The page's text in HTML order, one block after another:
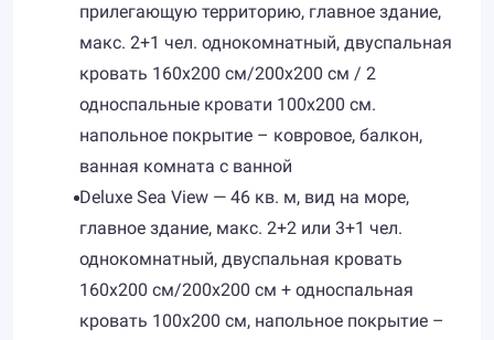
прилегающую территорию, главное здание,
макс. 2+1 чел. однокомнатный, двуспальная
кровать 160х200 см/200х200 см / 2
односпальные кровати 100х200 см.
напольное покрытие – ковровое, балкон,
ванная комната с ванной
Deluxe Sea View — 46 кв. м, вид на море,
главное здание, макс. 2+2 или 3+1 чел.
однокомнатный, двуспальная кровать
160х200 см/200х200 см + односпальная
кровать 100х200 см, напольное покрытие –